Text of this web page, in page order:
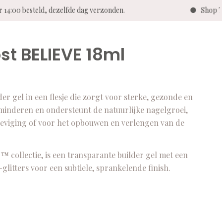
besteld, dezelfde dag verzonden. Shop
BELIEVE 18ml
gel in een flesje die zorgt voor sterke, gezonde en
en ondersteunt de natuurlijke nagelgroei,
of voor het opbouwen en verlengen van de
collectie, is een transparante builder gel met een
voor een subtiele, sprankelende finish.